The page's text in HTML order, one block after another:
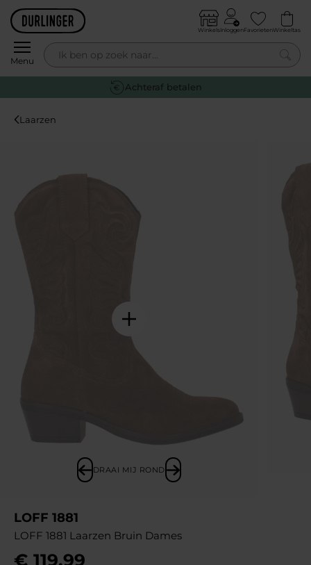
Skip to content
Menu
WinkelsInloggenFavorietenWinkeltas
0
Gratis retourneren
Laarzen
DRAAI MIJ ROND
LOFF 1881
LOFF 1881 Laarzen Bruin Dames
€ 119,99